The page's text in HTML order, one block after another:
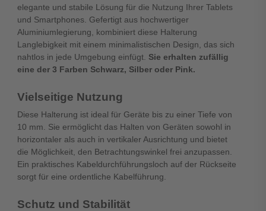
elegante und stabile Lösung für die Nutzung Ihrer Tablets
und Smartphones. Gefertigt aus hochwertiger
Aluminiumlegierung, kombiniert diese Halterung
Langlebigkeit mit einem minimalistischen Design, das sich
nahtlos in jede Umgebung einfügt. Sie erhalten zufällig
eine der 3 Farben Schwarz, Silber oder Pink.
Vielseitige Nutzung
Diese Halterung ist ideal für Geräte bis zu einer Tiefe von
10 mm. Sie ermöglicht das Halten von Geräten sowohl in
horizontaler als auch in vertikaler Ausrichtung und bietet
die Möglichkeit, den Betrachtungswinkel frei anzupassen.
Ein praktisches Kabeldurchführungsloch auf der Rückseite
sorgt für eine ordentliche Kabelführung.
Schutz und Stabilität